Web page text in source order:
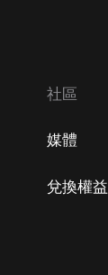
社區
媒體
兌換權益